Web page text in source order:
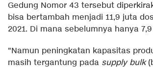
Gedung Nomor 43 tersebut
bisa bertambah menjadi 11,9 juta
2021. Di mana sebelumnya hanya
"Namun peningkatan kapasitas
masih tergantung pada supply bulk